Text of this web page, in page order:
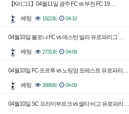
【K리그1】04월11일 광주 FC vs 부천 FC 19…
베팅 1922회 04-10
04월10일 볼로냐 FC vs 애스턴 빌라 유로파리그 …
베팅 2731회 04-09
04월10일 FC 포르투 vs 노팅엄 포레스트 유로파리…
베팅 2689회 04-09
04월10일 SC 프라이부르크 vs 셀타 비고 유로파리…